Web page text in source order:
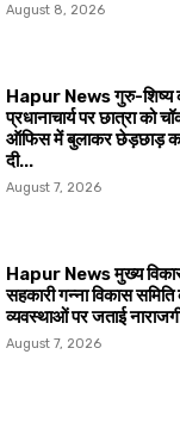
August 8, 2026
Hapur News गुरु-शिष्य
प्रधानाचार्य पर छात्रा को
ऑफिस में बुलाकर छेड़छाड़
दी...
August 7, 2026
Hapur News मुख्य विकास
सहकारी गन्ना विकास
व्यवस्थाओं पर जताई
August 7, 2026